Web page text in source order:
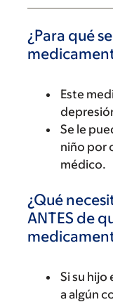
¿Para qué
Este
Se le
niño por
médico.
¿Qué
ANTES de
Si su hijo
a algún